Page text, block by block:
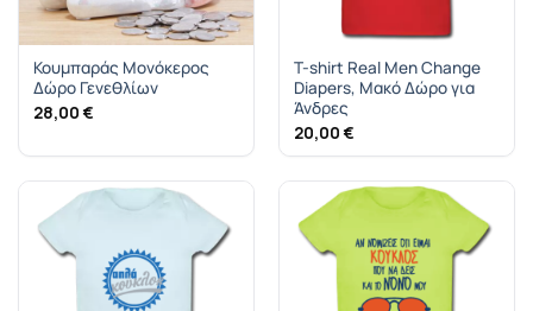
Κουμπαράς Μονόκερος
Δώρο Γενεθλίων
28,00 €
T-shirt Real Men Change
Diapers, Μακό Δώρο για
Άνδρες
20,00 €